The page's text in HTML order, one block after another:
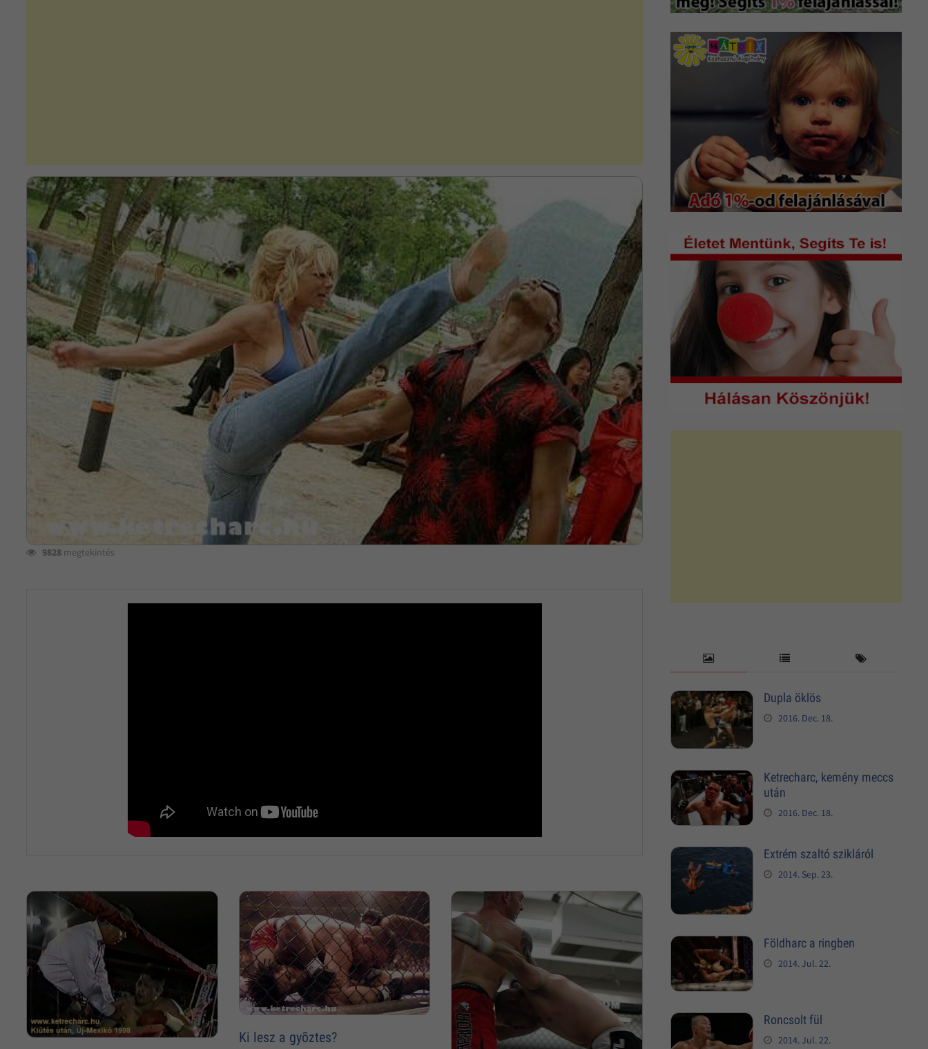
9828 megtekintés
Ki lesz a gyõztes?
Dupla öklös
2016. Dec. 18.
Ketrecharc, kemény meccs
után
2016. Dec. 18.
Extrém szaltó szikláról
2014. Sep. 23.
Földharc a ringben
2014. Jul. 22.
Roncsolt fül
2014. Jul. 22.